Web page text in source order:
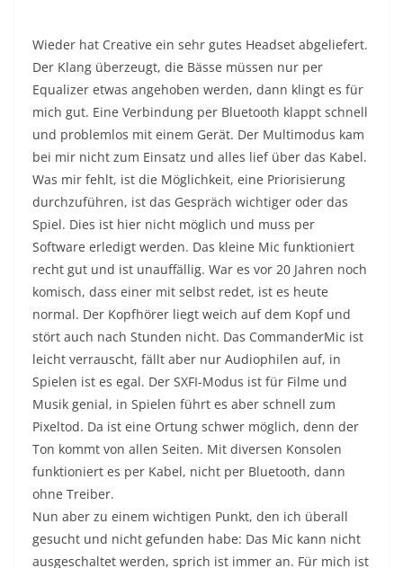
Wieder hat Creative ein sehr gutes Headset abgeliefert.
Der Klang überzeugt, die Bässe müssen nur per
Equalizer etwas angehoben werden, dann klingt es für
mich gut. Eine Verbindung per Bluetooth klappt schnell
und problemlos mit einem Gerät. Der Multimodus kam
bei mir nicht zum Einsatz und alles lief über das Kabel.
Was mir fehlt, ist die Möglichkeit, eine Priorisierung
durchzuführen, ist das Gespräch wichtiger oder das
Spiel. Dies ist hier nicht möglich und muss per
Software erledigt werden. Das kleine Mic funktioniert
recht gut und ist unauffällig. War es vor 20 Jahren noch
komisch, dass einer mit selbst redet, ist es heute
normal. Der Kopfhörer liegt weich auf dem Kopf und
stört auch nach Stunden nicht. Das CommanderMic ist
leicht verrauscht, fällt aber nur Audiophilen auf, in
Spielen ist es egal. Der SXFI-Modus ist für Filme und
Musik genial, in Spielen führt es aber schnell zum
Pixeltod. Da ist eine Ortung schwer möglich, denn der
Ton kommt von allen Seiten. Mit diversen Konsolen
funktioniert es per Kabel, nicht per Bluetooth, dann
ohne Treiber.
Nun aber zu einem wichtigen Punkt, den ich überall
gesucht und nicht gefunden habe: Das Mic kann nicht
ausgeschaltet werden, sprich ist immer an. Für mich ist